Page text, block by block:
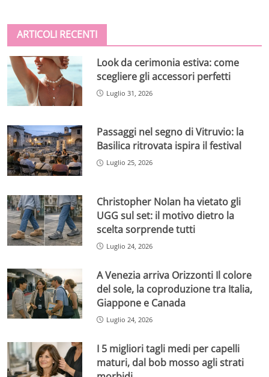
ARTICOLI RECENTI
Look da cerimonia estiva: come
scegliere gli accessori perfetti
Luglio 31, 2026
Passaggi nel segno di Vitruvio: la
Basilica ritrovata ispira il festival
Luglio 25, 2026
Christopher Nolan ha vietato gli
UGG sul set: il motivo dietro la
scelta sorprende tutti
Luglio 24, 2026
A Venezia arriva Orizzonti Il colore
del sole, la coproduzione tra Italia,
Giappone e Canada
Luglio 24, 2026
I 5 migliori tagli medi per capelli
maturi, dal bob mosso agli strati